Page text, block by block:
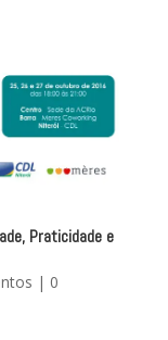
Praticidade e
| 0